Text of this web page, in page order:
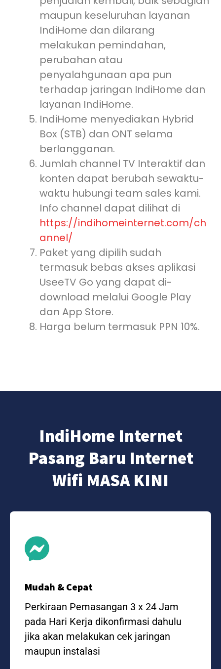
maupun keseluruhan layanan
IndiHome dan dilarang
melakukan pemindahan,
perubahan atau
penyalahgunaan apa pun
terhadap jaringan IndiHome dan
layanan IndiHome.
IndiHome menyediakan Hybrid
Box (STB) dan ONT selama
berlangganan.
Jumlah channel TV Interaktif dan
konten dapat berubah sewaktu-
waktu hubungi team sales kami.
Info channel dapat dilihat di
https://indihomeinternet.com/ch
annel/
Paket yang dipilih sudah
termasuk bebas akses aplikasi
UseeTV Go yang dapat di-
download melalui Google Play
dan App Store.
Harga belum termasuk PPN 10%.
IndiHome Internet
Pasang Baru Internet
Wifi MASA KINI
Mudah & Cepat
Perkiraan Pemasangan 3 x 24 Jam
pada Hari Kerja dikonfirmasi dahulu
jika akan melakukan cek jaringan
maupun instalasi